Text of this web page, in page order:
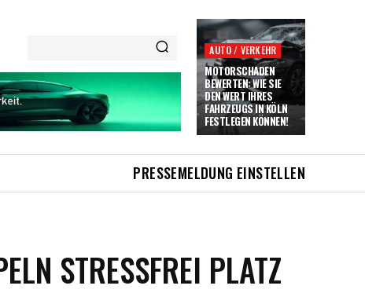
AUTO / VERKEHR
MOTORSCHADEN
BEWERTEN: WIE SIE
DEN WERT IHRES
FAHRZEUGS IN KÖLN
FESTLEGEN KÖNNEN!
PRESSEMELDUNG EINSTELLEN
STRESSFREI PLATZ